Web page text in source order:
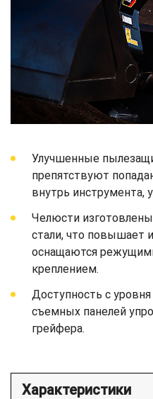
Улучшенные
препятствуют
внутрь инструмента,
Челюсти
стали, что повышает
оснащаются
креплением.
Доступность с
съемных панелей
грейфера.
Характеристики